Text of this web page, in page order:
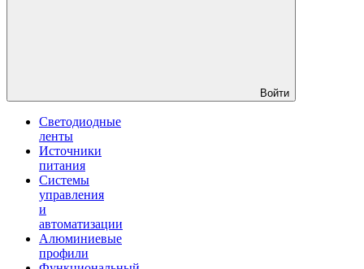
Войти
Светодиодные
ленты
Источники
питания
Системы
управления
и
автоматизации
Алюминиевые
профили